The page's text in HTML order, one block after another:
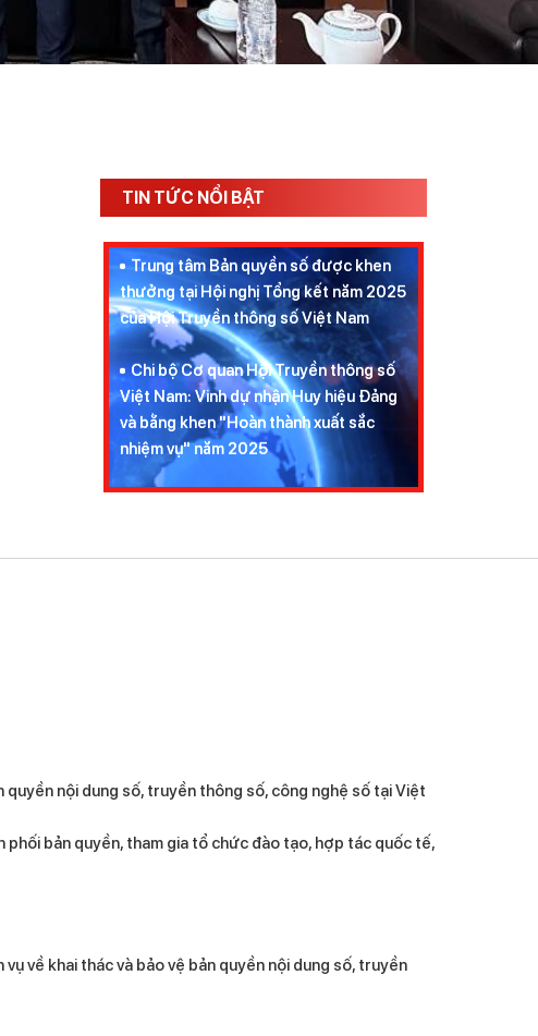
TIN TỨC NỔI BẬT
cảnh tỉnh cho vi phạm bản quyền số
thưởng tại Hội nghị Tổng kết năm 2025
của Hội Truyền thông số Việt Nam
Chi bộ Cơ quan Hội Truyền thông số
Việt Nam: Vinh dự nhận Huy hiệu Đảng
và bằng khen "Hoàn thành xuất sắc
nhiệm vụ" năm 2025
Nhìn lại Lễ kỷ niệm 15 năm thành lập
Hội Truyền thông số Việt Nam
ghi nhớ hợp tác về phát triển nội dung
quyền số
nội dung số, truyền thông số, công nghệ số tại Việt
phối bản quyền, tham gia tổ chức đào tạo, hợp tác quốc tế,
về khai thác và bảo vệ bản quyền nội dung số, truyền